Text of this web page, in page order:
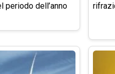
periodo dell’anno